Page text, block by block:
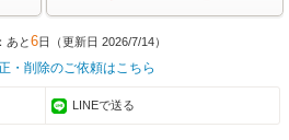
あと6日（更新日 2026/7/14）
・削除のご依頼はこちら
LINEで送る